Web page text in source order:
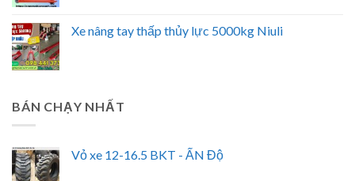
Xe nâng tay thấp thủy lực 5000kg Niuli
BÁN CHẠY NHẤT
Vỏ xe 12-16.5 BKT - ẤN Độ